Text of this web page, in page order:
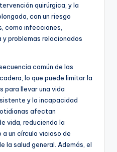
quirúrgica, y la
con un riesgo
como infecciones,
problemas relacionados
común de las
lo que puede limitar la
para llevar una vida
y la incapacidad
afectan
vida, reduciendo la
un círculo vicioso de
la salud general. Además, el